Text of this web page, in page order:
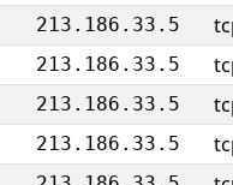
213.186.33.5
213.186.33.5
213.186.33.5
213.186.33.5